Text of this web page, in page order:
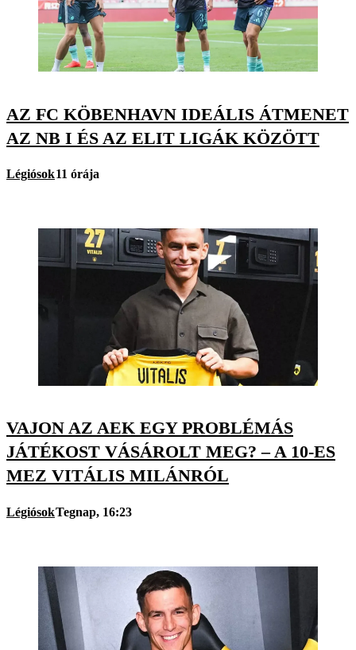
AZ FC KÖBENHAVN IDEÁLIS ÁTMENET
AZ NB I ÉS AZ ELIT LIGÁK KÖZÖTT
Légiósok11 órája
VAJON AZ AEK EGY PROBLÉMÁS
JÁTÉKOST VÁSÁROLT MEG? – A 10-ES
MEZ VITÁLIS MILÁNRÓL
LégiósokTegnap, 16:23